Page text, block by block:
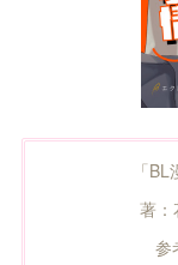
「
著
参